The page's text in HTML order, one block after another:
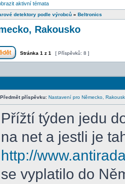
aktivní témata
detektory podle výrobců » Beltronics
Rakousko
Stránka 1 z 1 [ Příspěvků: 8 ]
Předmět příspěvku: Nastavení pro Německo,
Přížtí týden jedu
na net a jestli je
http://
se vyplatilo do